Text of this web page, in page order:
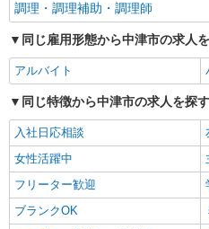
調理・調理補助・調理師
同じ雇用形態から中津市の求人
アルバイト
同じ特徴から中津市の求人を探す
入社日応相談
女性活躍中
フリーター歓迎
ブランクOK